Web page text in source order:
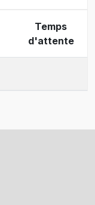
Temps
d'attente